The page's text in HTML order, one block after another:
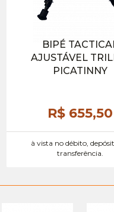
BIPÉ
AJUSTÁVEL
PICATINNY
R$ 655,50
à vista no débito,
transferência.